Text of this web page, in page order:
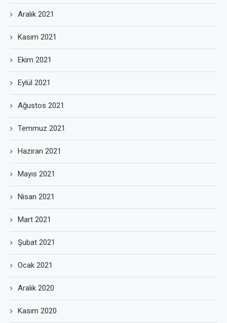
Aralık 2021
Kasım 2021
Ekim 2021
Eylül 2021
Ağustos 2021
Temmuz 2021
Haziran 2021
Mayıs 2021
Nisan 2021
Mart 2021
Şubat 2021
Ocak 2021
Aralık 2020
Kasım 2020